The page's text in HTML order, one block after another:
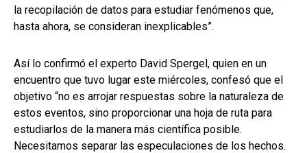
la recopilación de datos para estudiar fenómenos que,
hasta ahora, se consideran inexplicables”.
Así lo confirmó el experto David Spergel, quien en un
encuentro que tuvo lugar este miércoles, confesó que el
objetivo “no es arrojar respuestas sobre la naturaleza de
estos eventos, sino proporcionar una hoja de ruta para
estudiarlos de la manera más científica posible.
Necesitamos separar las especulaciones de los hechos.